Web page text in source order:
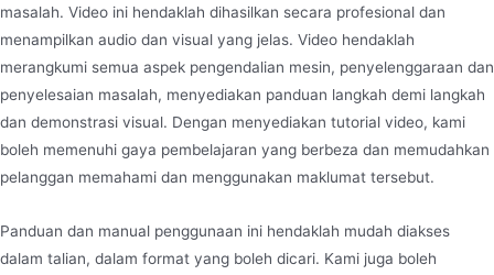
masalah. Video ini hendaklah dihasilkan secara profesional dan
menampilkan audio dan visual yang jelas. Video hendaklah
merangkumi semua aspek pengendalian mesin, penyelenggaraan dan
penyelesaian masalah, menyediakan panduan langkah demi langkah
dan demonstrasi visual. Dengan menyediakan tutorial video, kami
boleh memenuhi gaya pembelajaran yang berbeza dan memudahkan
pelanggan memahami dan menggunakan maklumat tersebut.
Panduan dan manual penggunaan ini hendaklah mudah diakses
dalam talian, dalam format yang boleh dicari. Kami juga boleh